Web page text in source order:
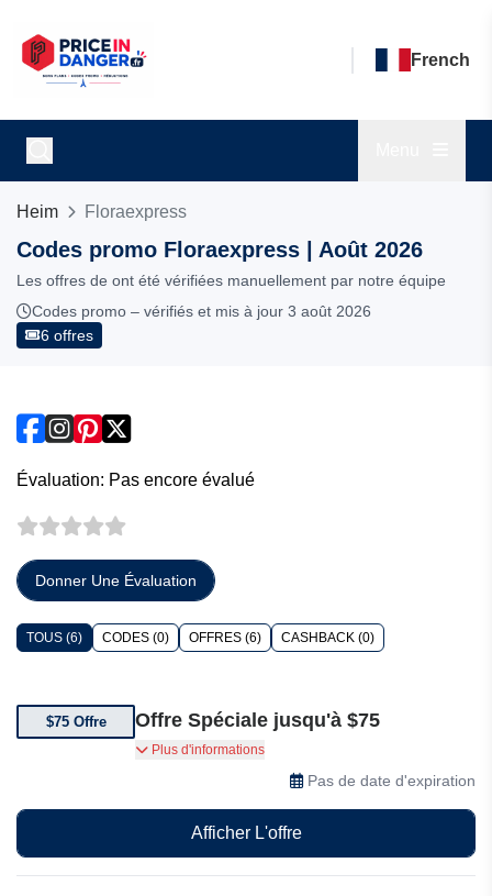
French
Heim Floraexpress
Codes promo Floraexpress | Août 2026
Les offres de ont été vérifiées manuellement par notre équipe
Codes promo – vérifiés et mis à jour 3 août 2026
6 offres
Évaluation: Pas encore évalué
Donner Une Évaluation
TOUS (6) CODES (0) OFFRES (6) CASHBACK (0)
$75 Offre Offre Spéciale jusqu'à $75
Floraexpress vous propose tous les bouquets
jusqu'à $75. Réservez votre commande et
économisez de l'argent.
Plus d'informations
Pas de date d'expiration
Afficher L'offre